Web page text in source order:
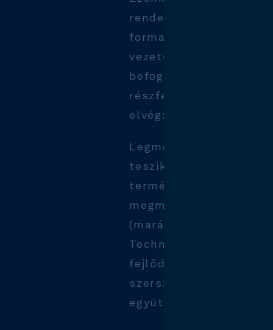
rendelkezünk
formabetétek,
vezetőoszlopok, mérő-
befogóeszközök
részfeladatok (pl.
elvégzése terén.
Legmodernebb
teszik számunkra
termékek gyártását
megmunkálási
(marás,
Technológiánk
fejlődését és javulását
együttműködve érjük